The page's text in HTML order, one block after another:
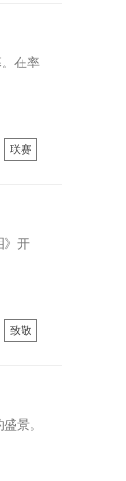
在率
联赛
》开
致敬
景。